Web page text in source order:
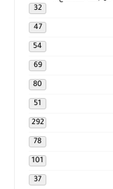
32
47
54
69
80
51
292
78
101
37